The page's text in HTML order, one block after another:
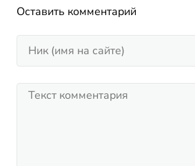
Оставить комментарий